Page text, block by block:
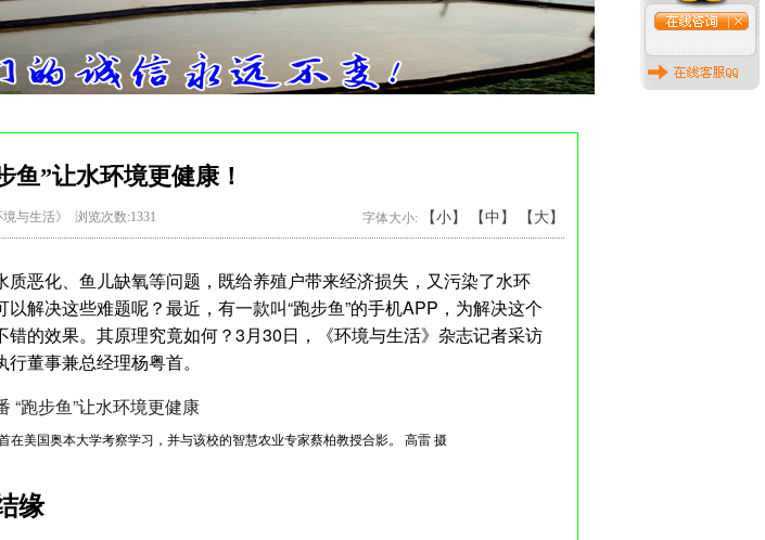
鱼”让水环境更健康！
境与生活》 浏览次数:1331 字体大小: 【小】 【中】 【大】
质恶化、鱼儿缺氧等问题，既给养殖户带来经济损失，又污染了水环
解决这些难题呢？最近，有一款叫“跑步鱼”的手机APP，为解决这个
错的效果。其原理究竟如何？3月30日，《环境与生活》杂志记者采访
董事兼总经理杨粤首。
在美国奥本大学考察学习，并与该校的智慧农业专家蔡柏教授合影。 高雷 摄
缘